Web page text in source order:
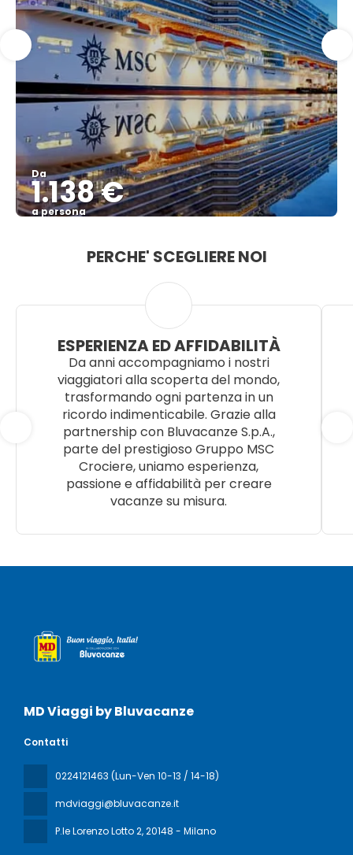
Da
1.138 €
a persona
PERCHE' SCEGLIERE NOI
ESPERIENZA ED AFFIDABILITÀ
Da anni accompagniamo i nostri
viaggiatori alla scoperta del mondo,
trasformando ogni partenza in un
ricordo indimenticabile. Grazie alla
partnership con Bluvacanze S.p.A.,
parte del prestigioso Gruppo MSC
Crociere, uniamo esperienza,
passione e affidabilità per creare
vacanze su misura.
MD Viaggi by Bluvacanze
Contatti
0224121463 (Lun-Ven 10-13 / 14-18)
mdviaggi@bluvacanze.it
P.le Lorenzo Lotto 2, 20148 - Milano